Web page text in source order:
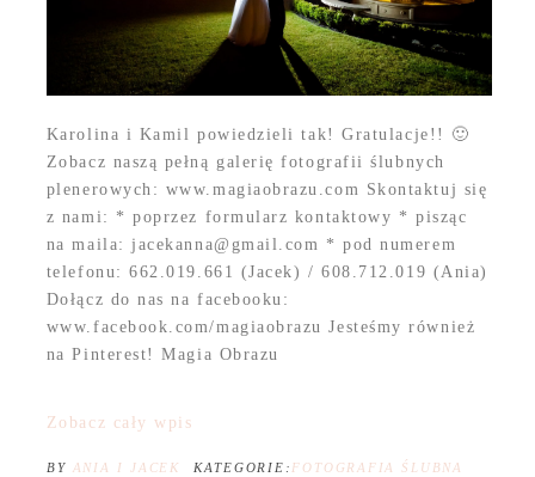
Karolina i Kamil powiedzieli tak! Gratulacje!! 🙂
Zobacz naszą pełną galerię fotografii ślubnych
plenerowych: www.magiaobrazu.com Skontaktuj się
z nami: * poprzez formularz kontaktowy * pisząc
na maila: jacekanna@gmail.com * pod numerem
telefonu: 662.019.661 (Jacek) / 608.712.019 (Ania)
Dołącz do nas na facebooku:
www.facebook.com/magiaobrazu Jesteśmy również
na Pinterest! Magia Obrazu
Zobacz cały wpis
BY ANIA I JACEK KATEGORIE: FOTOGRAFIA ŚLUBNA